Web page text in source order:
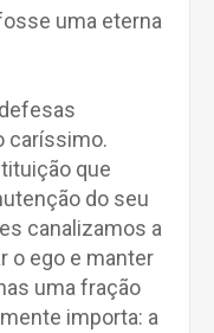
uma eterna
caríssimo.
que
do seu
canalizamos a
o ego e manter
uma fração
importa: a